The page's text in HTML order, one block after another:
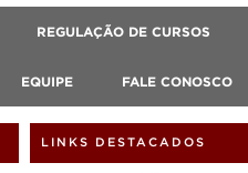
REGULAÇÃO DE CURSOS
EQUIPE FALE CONOSCO
LINKS DESTACADOS